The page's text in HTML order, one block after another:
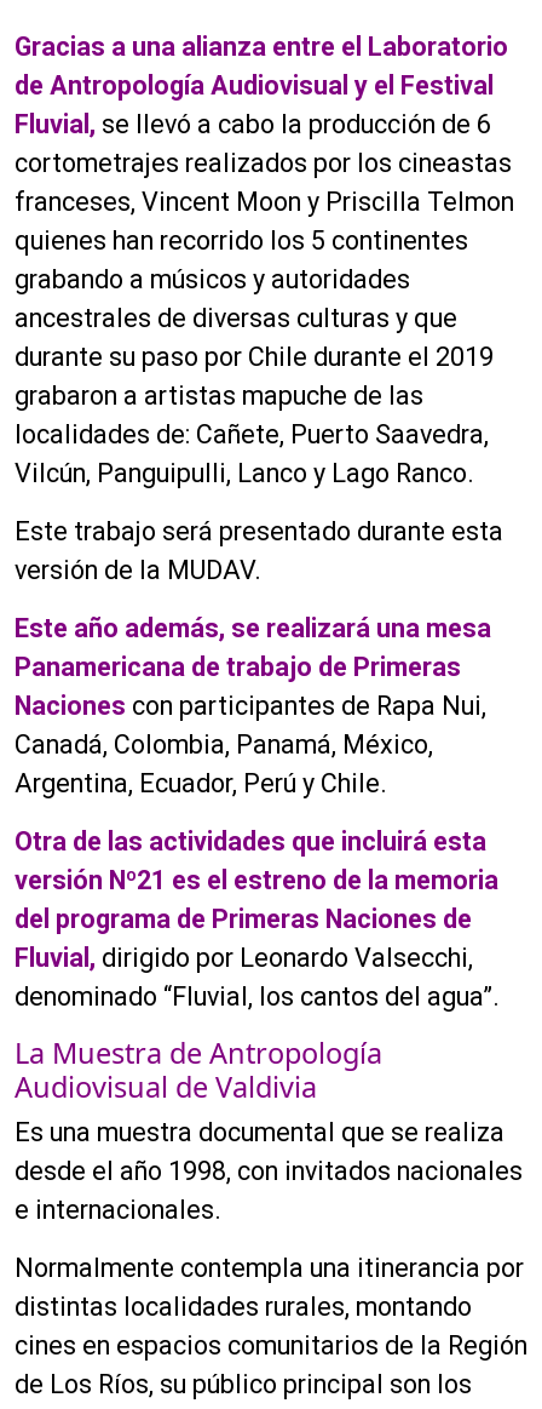
Gracias a una alianza entre el Laboratorio
de Antropología Audiovisual y el Festival
Fluvial, se llevó a cabo la producción de 6
cortometrajes realizados por los cineastas
franceses, Vincent Moon y Priscilla Telmon
quienes han recorrido los 5 continentes
grabando a músicos y autoridades
ancestrales de diversas culturas y que
durante su paso por Chile durante el 2019
grabaron a artistas mapuche de las
localidades de: Cañete, Puerto Saavedra,
Vilcún, Panguipulli, Lanco y Lago Ranco.
Este trabajo será presentado durante esta
versión de la MUDAV.
Este año además, se realizará una mesa
Panamericana de trabajo de Primeras
Naciones con participantes de Rapa Nui,
Canadá, Colombia, Panamá, México,
Argentina, Ecuador, Perú y Chile.
Otra de las actividades que incluirá esta
versión Nº21 es el estreno de la memoria
del programa de Primeras Naciones de
Fluvial, dirigido por Leonardo Valsecchi,
denominado “Fluvial, los cantos del agua”.
La Muestra de Antropología
Audiovisual de Valdivia
Es una muestra documental que se realiza
desde el año 1998, con invitados nacionales
e internacionales.
Normalmente contempla una itinerancia por
distintas localidades rurales, montando
cines en espacios comunitarios de la Región
de Los Ríos, su público principal son los